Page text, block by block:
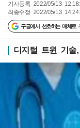
기사등록 2022/05/13
최종수정 2022/05/13
구글에서 선호하는 매체로
디지털 트윈 기